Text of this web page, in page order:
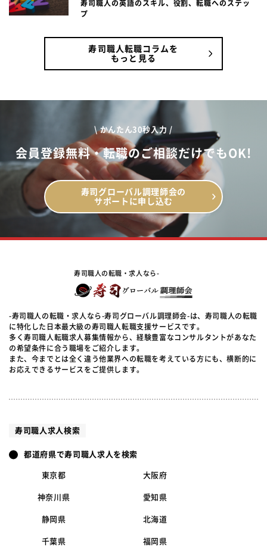
寿司職人の英語のスキル、役割、転職へのステッ
プ
寿司職人転職コラムを
もっと見る
\ かんたん30秒入力 /
会員登録無料・転職のご相談だけでもOK!
寿司グローバル調理師会の
サポートに申し込む
寿司職人の転職・求人なら-
-寿司職人の転職・求人なら-寿司グローバル調理師会-は、寿司職人の転職
に特化した日本最大級の寿司職人転職支援サービスです。
多く寿司職人転職求人募集情報から、経験豊富なコンサルタントがあなた
の希望条件に合う職場をご紹介します。
また、今までとは全く違う他業界への転職を考えている方にも、横断的に
お応えできるサービスをご提供します。
寿司職人求人検索
都道府県で寿司職人求人を検索
東京都 大阪府
神奈川県 愛知県
静岡県 北海道
千葉県 福岡県